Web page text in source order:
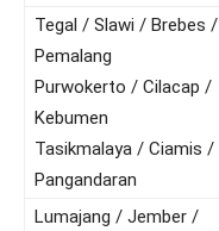
Tegal / Slawi / Brebes /
Pemalang
Purwokerto / Cilacap /
Kebumen
Tasikmalaya / Ciamis /
Pangandaran
Lumajang / Jember /